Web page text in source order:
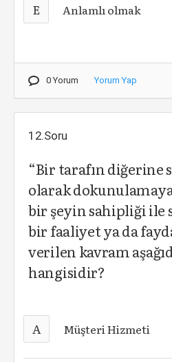
E Anlamlı olmak
0 Yorum Yorum Yap
12.Soru
“Bir tarafın diğerine
olarak
bir şeyin sahipliği ile
bir faaliyet ya da
verilen kavram
hangisidir?
A Müşteri Hizmeti